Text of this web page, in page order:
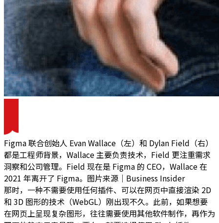
Figma 联合创始人 Evan Wallace（左）和 Dylan Field（右）
都是工程师背景，Wallace 主要负责技术，Field 更注重需求
洞察和公司管理。Field 现在是 Figma 的 CEO，Wallace 在
2021 年离开了 Figma。图片来源｜Business Insider
那时，一种不需要使用任何插件、可以在网页中直接渲染 2D
和 3D 图形的技术（WebGL）刚出现不久。此前，如果想要
在网页上呈现复杂图形，往往需要使用其他软件制作，再作为